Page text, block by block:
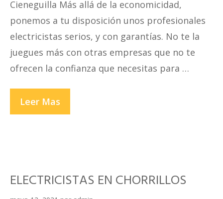
Cieneguilla Más allá de la economicidad,
ponemos a tu disposición unos profesionales
electricistas serios, y con garantías. No te la
juegues más con otras empresas que no te
ofrecen la confianza que necesitas para …
Leer Mas
EN
ELECTRICISTAS EN CHORRILLOS